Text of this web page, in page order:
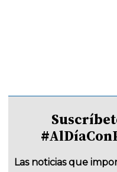
Las noticias que